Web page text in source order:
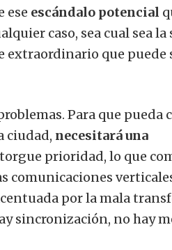
ese escándalo potencial
caso, sea cual sea
extraordinario que puede
Para que pueda
ciudad, necesitará una
prioridad, lo que
comunicaciones
por la mala
sincronización, no hay